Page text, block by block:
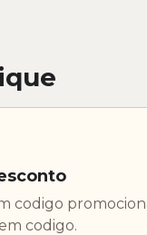
codigo
codigo.